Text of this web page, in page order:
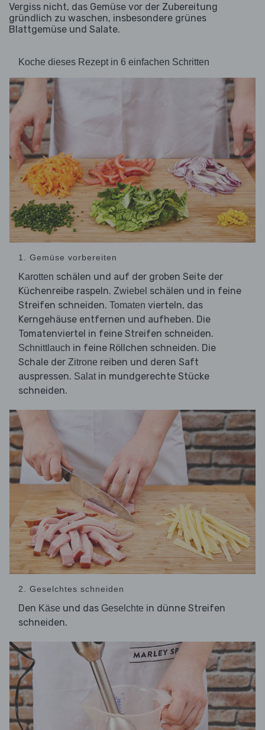
Vergiss nicht, das Gemüse vor der Zubereitung
gründlich zu waschen, insbesondere grünes
Blattgemüse und Salate.
Koche dieses Rezept in 6 einfachen Schritten
1. Gemüse vorbereiten
Karotten schälen und auf der groben Seite der
Küchenreibe raspeln. Zwiebel schälen und in feine
Streifen schneiden. Tomaten vierteln, das
Kerngehäuse entfernen und aufheben. Die
Tomatenviertel in feine Streifen schneiden.
Schnittlauch in feine Röllchen schneiden. Die
Schale der Zitrone reiben und deren Saft
auspressen. Salat in mundgerechte Stücke
schneiden.
2. Geselchtes schneiden
Den Käse und das Geselchte in dünne Streifen
schneiden.